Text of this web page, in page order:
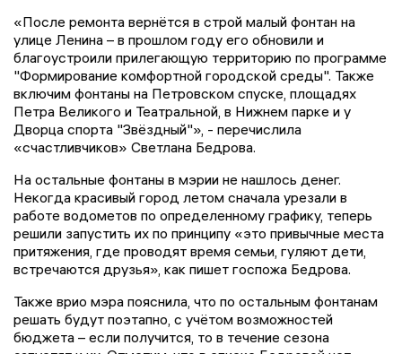
«После ремонта вернётся в строй малый фонтан на
улице Ленина – в прошлом году его обновили и
благоустроили прилегающую территорию по программе
"Формирование комфортной городской среды". Также
включим фонтаны на Петровском спуске, площадях
Петра Великого и Театральной, в Нижнем парке и у
Дворца спорта "Звёздный"», - перечислила
«счастливчиков» Светлана Бедрова.
На остальные фонтаны в мэрии не нашлось денег.
Некогда красивый город летом сначала урезали в
работе водометов по определенному графику, теперь
решили запустить их по принципу «это привычные места
притяжения, где проводят время семьи, гуляют дети,
встречаются друзья», как пишет госпожа Бедрова.
Также врио мэра пояснила, что по остальным фонтанам
решать будут поэтапно, с учётом возможностей
бюджета – если получится, то в течение сезона